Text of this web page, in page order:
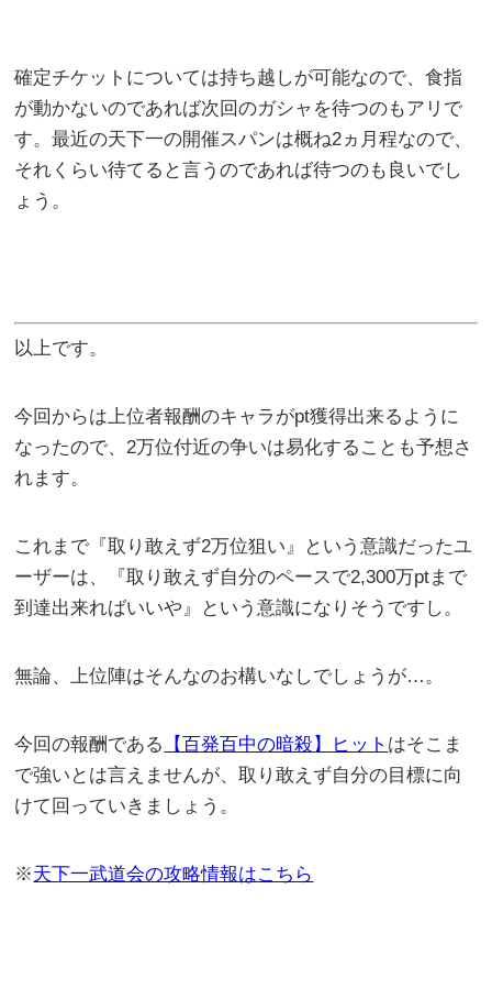
確定チケットについては持ち越しが可能なので、食指
が動かないのであれば次回のガシャを待つのもアリで
す。最近の天下一の開催スパンは概ね2ヵ月程なので、
それくらい待てると言うのであれば待つのも良いでし
ょう。
以上です。
今回からは上位者報酬のキャラがpt獲得出来るように
なったので、2万位付近の争いは易化することも予想さ
れます。
これまで『取り敢えず2万位狙い』という意識だったユ
ーザーは、『取り敢えず自分のペースで2,300万ptまで
到達出来ればいいや』という意識になりそうですし。
無論、上位陣はそんなのお構いなしでしょうが…。
今回の報酬である 【百発百中の暗殺】ヒット はそこま
で強いとは言えませんが、取り敢えず自分の目標に向
けて回っていきましょう。
※天下一武道会の攻略情報はこちら